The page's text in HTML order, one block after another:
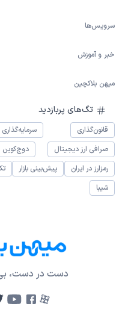
سرویس‌ها
خبر و آموزش
میهن بلاکچین
تگ‌های پربازدید
قانون‌گذاری
صرافی ارز دیجیتال
دوج‌کوین
رمزارز در ایران
پیش‌بینی بازار
شیبا
دست در دست،